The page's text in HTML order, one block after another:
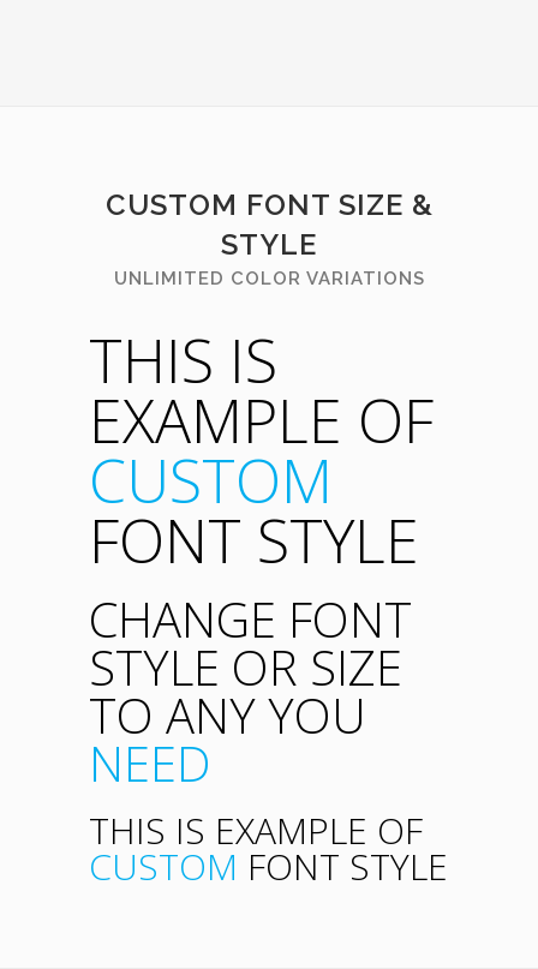
CUSTOM FONT SIZE &
STYLE
UNLIMITED COLOR VARIATIONS
THIS IS
EXAMPLE OF
CUSTOM
FONT STYLE
CHANGE FONT
STYLE OR SIZE
TO ANY YOU
NEED
THIS IS EXAMPLE OF
CUSTOM FONT STYLE